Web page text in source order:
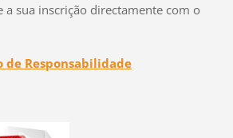
sua inscrição directamente com o
de Responsabilidade